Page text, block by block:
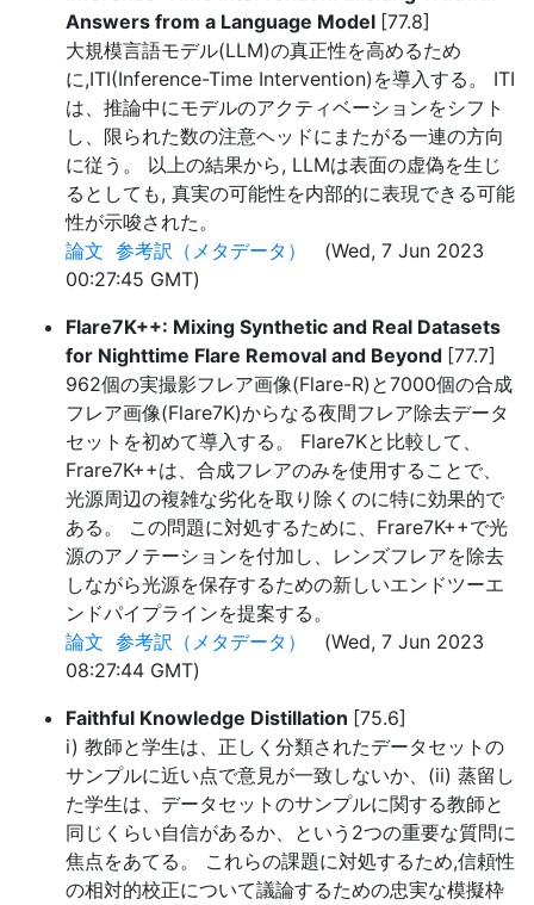
Answers from a Language Model [77.8]
大規模言語モデル(LLM)の真正性を高めるため
に,ITI(Inference-Time Intervention)を導入する。 ITI
は、推論中にモデルのアクティベーションをシフト
し、限られた数の注意ヘッドにまたがる一連の方向
に従う。 以上の結果から, LLMは表面の虚偽を生じ
るとしても, 真実の可能性を内部的に表現できる可能
性が示唆された。
論文 参考訳（メタデータ）
(Wed, 7 Jun 2023
00:27:45 GMT)
Flare7K++: Mixing Synthetic and Real Datasets
for Nighttime Flare Removal and Beyond [77.7]
962個の実撮影フレア画像(Flare-R)と7000個の合成
フレア画像(Flare7K)からなる夜間フレア除去データ
セットを初めて導入する。 Flare7Kと比較して、
Frare7K++は、合成フレアのみを使用することで、
光源周辺の複雑な劣化を取り除くのに特に効果的で
ある。 この問題に対処するために、Frare7K++で光
源のアノテーションを付加し、レンズフレアを除去
しながら光源を保存するための新しいエンドツーエ
ンドパイプラインを提案する。
論文 参考訳（メタデータ）
(Wed, 7 Jun 2023
08:27:44 GMT)
Faithful Knowledge Distillation [75.6]
i) 教師と学生は、正しく分類されたデータセットの
サンプルに近い点で意見が一致しないか、(ii) 蒸留し
た学生は、データセットのサンプルに関する教師と
同じくらい自信があるか、という2つの重要な質問に
焦点をあてる。 これらの課題に対処するため,信頼性
の相対的校正について議論するための忠実な模擬枠